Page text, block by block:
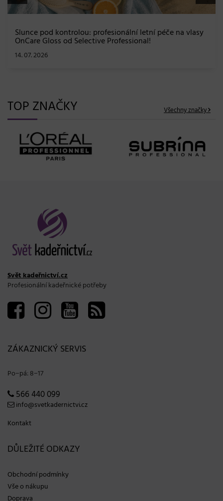
TOP ZNAČKY Všechny značky
Svět kadeřnictví.cz
Profesionální kadeřnické potřeby
ZÁKAZNICKÝ SERVIS
Po−pá: 8−17
566 440 099
info@svetkadernictvi.cz
Kontakt
DŮLEŽITÉ ODKAZY
Obchodní podmínky
Vše o nákupu